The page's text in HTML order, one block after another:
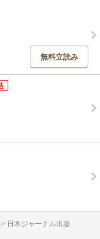
無料立読み
日本ジャーナル出版